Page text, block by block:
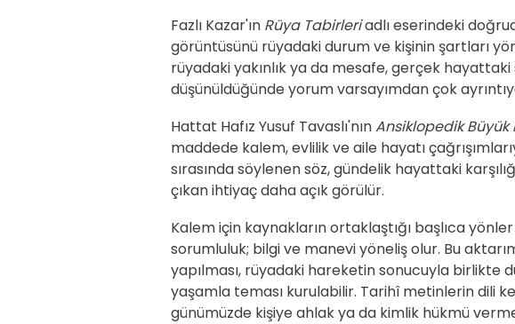
Fazlı Kazar'ın Rüya Tabirleriadlı eserindeki
görüntüsünü rüyadaki durum ve kişinin şartları
rüyadaki yakınlık ya da mesafe, gerçek
düşünüldüğünde yorum varsayımdan çok
Hattat Hafız Yusuf Tavaslı'nınAnsiklopedik Büyük
maddede kalem, evlilik ve aile hayatı
sırasında söylenen söz, gündelik hayattaki
çıkan ihtiyaç daha açık görülür.
Kalem için kaynakların ortaklaştığı başlıca
sorumluluk; bilgi ve manevi yöneliş olur. Bu
yapılması, rüyadaki hareketin sonucuyla birlikte
yaşamla teması kurulabilir. Tarihî metinlerin dili
günümüzde kişiye ahlak ya da kimlik hükmü